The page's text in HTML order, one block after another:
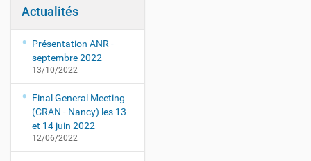
Actualités
Présentation ANR -
septembre 2022
13/10/2022
Final General Meeting
(CRAN - Nancy) les 13
et 14 juin 2022
12/06/2022